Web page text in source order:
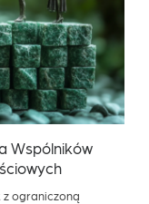
Wspólników
z ograniczoną